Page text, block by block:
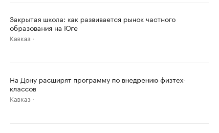
Закрытая школа: как развивается рынок частного
образования на Юге
Кавказ
На Дону расширят программу по внедрению физтех-
классов
Кавказ